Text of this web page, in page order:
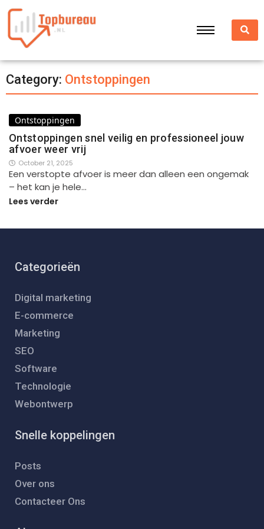
Category: Ontstoppingen
Ontstoppingen
Ontstoppingen snel veilig en professioneel jouw
afvoer weer vrij
October 21, 2025
Een verstopte afvoer is meer dan alleen een ongemak
– het kan je hele…
Lees verder
Categorieën
Digital marketing
E-commerce
Marketing
SEO
Software
Technologie
Webontwerp
Snelle koppelingen
Posts
Over ons
Contacteer Ons